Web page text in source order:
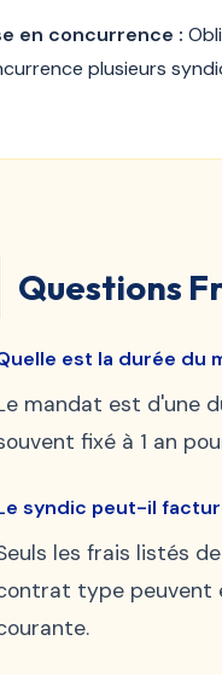
en concurrence :
plusieurs
Questions
est la durée du
mandat est d'une
fixé à 1 an
syndic peut-il
les frais listés
type peuvent